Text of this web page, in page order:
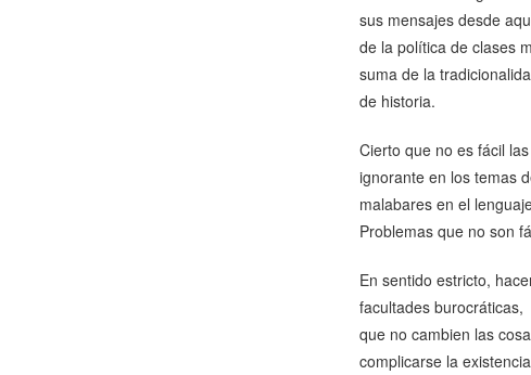
sus mensajes desde
de la política de clases
suma de la
de historia.
Cierto que no es fácil
ignorante en los temas
malabares en el
Problemas que no son
En sentido estricto,
facultades
que no cambien las
complicarse la